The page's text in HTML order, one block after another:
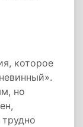
которое
но